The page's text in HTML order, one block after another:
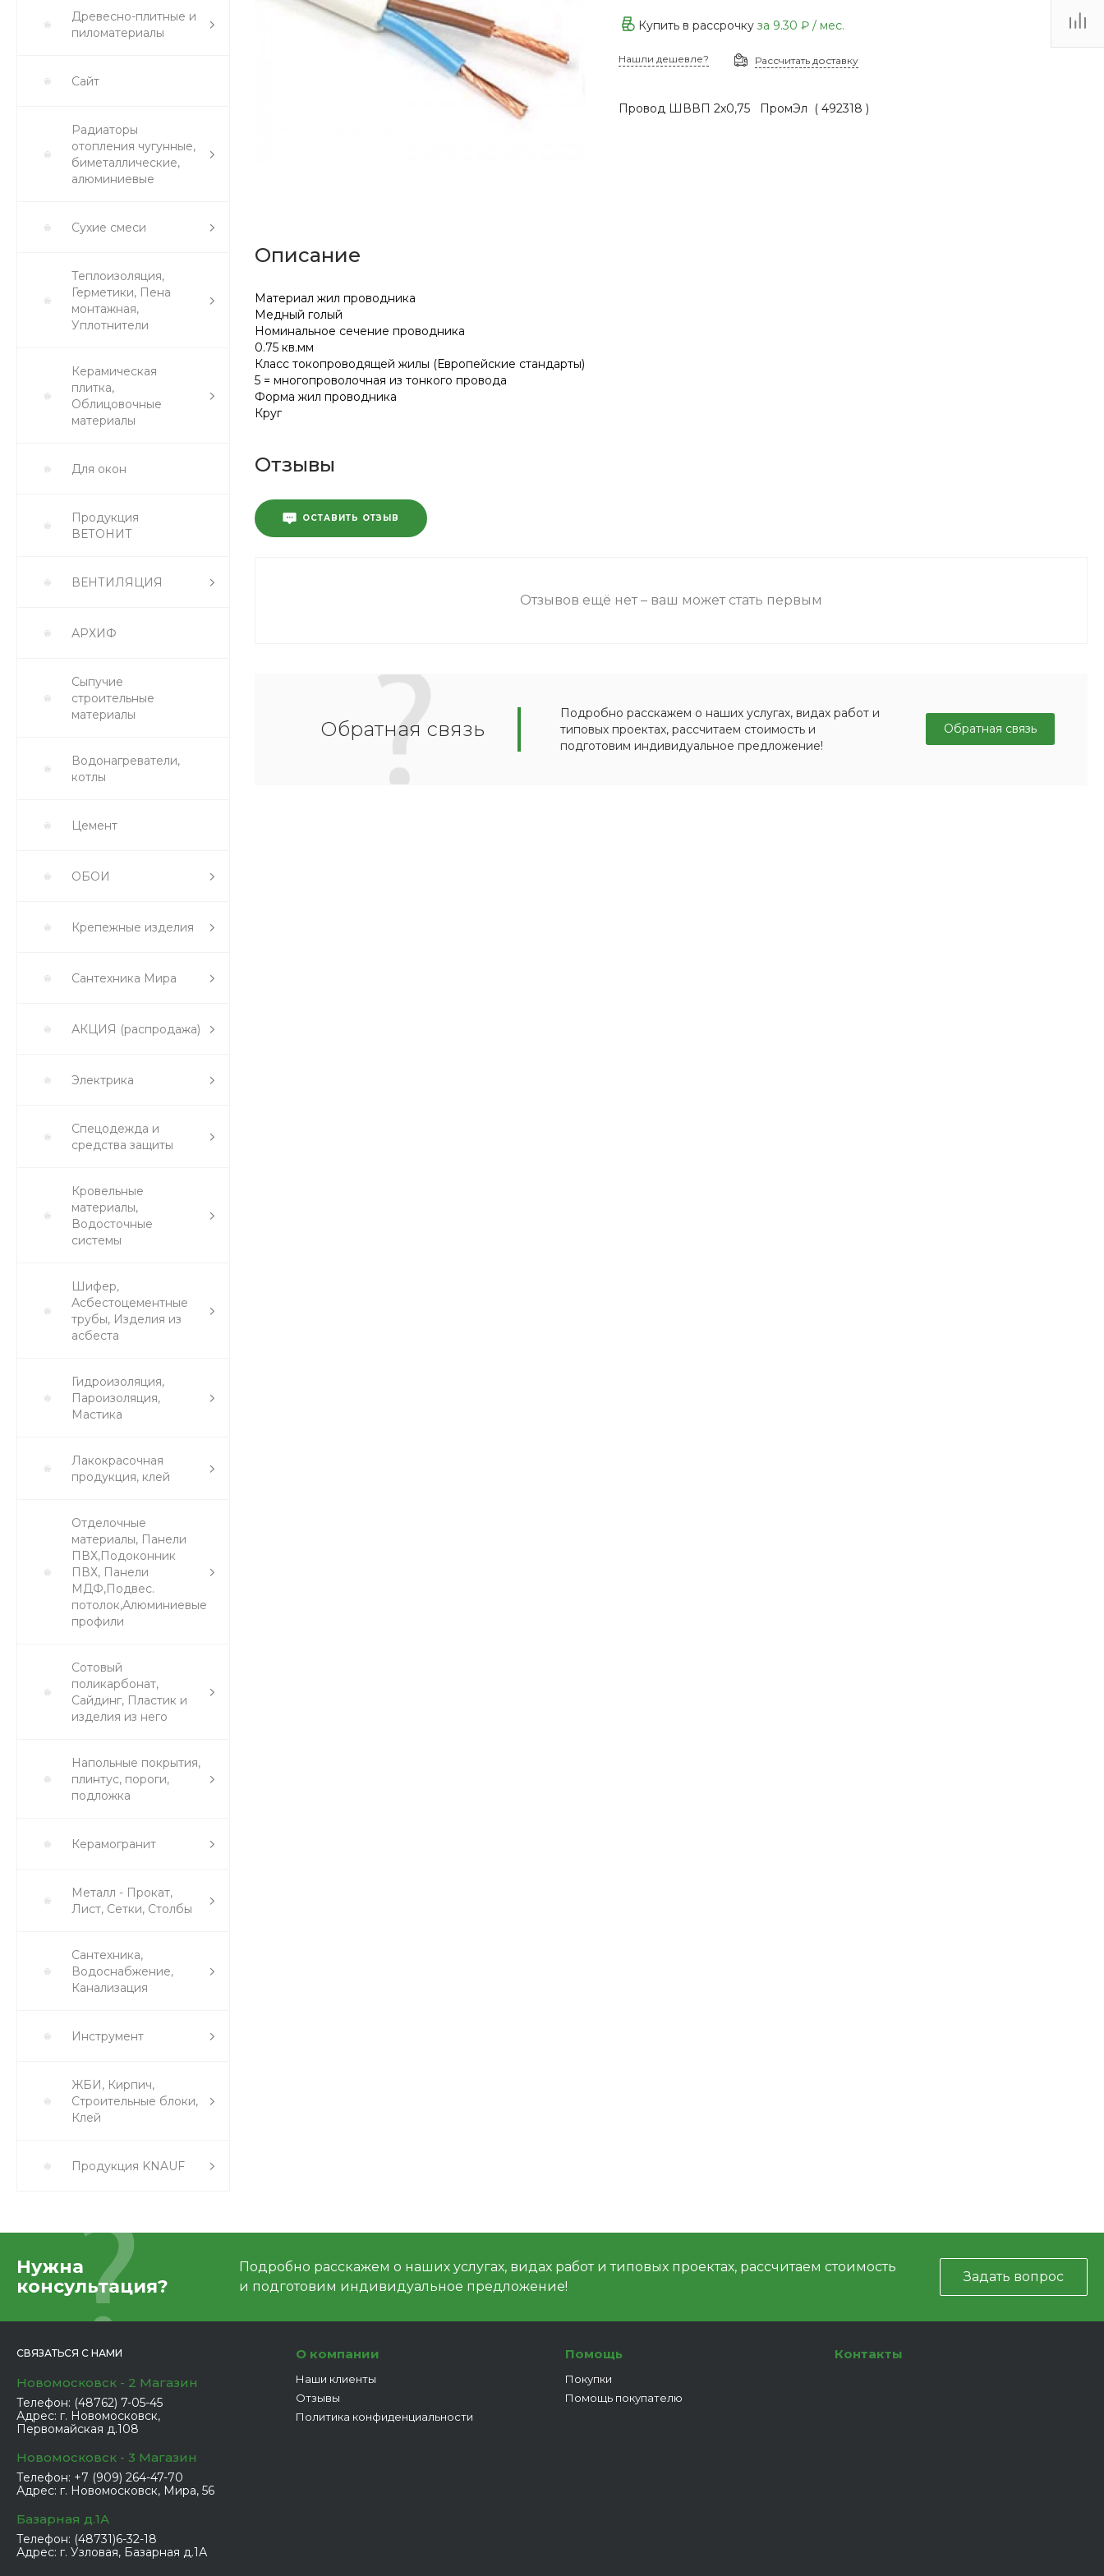
Древесно-плитные и
пиломатериалы
Сайт
Радиаторы
отопления чугунные,
биметаллические,
алюминиевые
Сухие смеси
Теплоизоляция,
Герметики, Пена
монтажная,
Уплотнители
Керамическая
плитка,
Облицовочные
материалы
Для окон
Продукция
ВЕТОНИТ
ВЕНТИЛЯЦИЯ
АРХИФ
Сыпучие
строительные
материалы
Водонагреватели,
котлы
Цемент
ОБОИ
Крепежные изделия
Сантехника Мира
АКЦИЯ (распродажа)
Электрика
Спецодежда и
средства защиты
Кровельные
материалы,
Водосточные
системы
Шифер,
Асбестоцементные
трубы, Изделия из
асбеста
Гидроизоляция,
Пароизоляция,
Мастика
Лакокрасочная
продукция, клей
Отделочные
материалы, Панели
ПВХ,Подоконник
ПВХ, Панели
МДФ,Подвес.
потолок,Алюминиевые
профили
Сотовый
поликарбонат,
Сайдинг, Пластик и
изделия из него
Напольные покрытия,
плинтус, пороги,
подложка
Керамогранит
Металл - Прокат,
Лист, Сетки, Столбы
Сантехника,
Водоснабжение,
Канализация
Инструмент
ЖБИ, Кирпич,
Строительные блоки,
Клей
Продукция KNAUF
Купить в рассрочку за 9.30 ₽/ мес.
Нашли дешевле? Рассчитать доставку
Провод ШВВП 2х0,75 ПромЭл ( 492318 )
Описание
Материал жил проводника
Медный голый
Номинальное сечение проводника
0.75 кв.мм
Класс токопроводящей жилы (Европейские стандарты)
5 = многопроволочная из тонкого провода
Форма жил проводника
Круг
Отзывы
ОСТАВИТЬ ОТЗЫВ
Отзывов ещё нет – ваш может стать первым
Обратная связь
Подробно расскажем о наших услугах, видах работ и
типовых проектах, рассчитаем стоимость и
подготовим индивидуальное предложение!
Обратная связь
Нужна
консультация?
Подробно расскажем о наших услугах, видах работ и типовых проектах, рассчитаем стоимость
и подготовим индивидуальное предложение!
Задать вопрос
СВЯЗАТЬСЯ С НАМИ
Новомосковск - 2 Магазин
Телефон: (48762) 7-05-45
Адрес: г. Новомосковск,
Первомайская д.108
Новомосковск - 3 Магазин
Телефон: +7 (909) 264-47-70
Адрес: г. Новомосковск, Мира, 56
Базарная д.1А
Телефон: (48731)6-32-18
Адрес: г. Узловая, Базарная д.1А
О компании
Наши клиенты
Отзывы
Политика конфиденциальности
Помощь
Покупки
Помощь покупателю
Контакты